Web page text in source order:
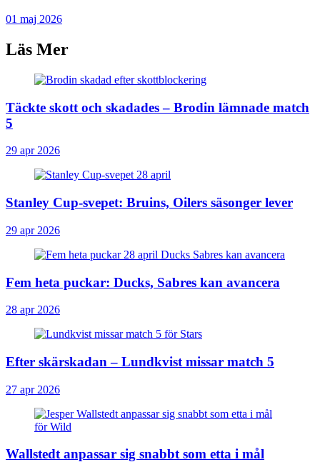
01 maj 2026
Läs Mer
Täckte skott och skadades – Brodin lämnade match
5
29 apr 2026
Stanley Cup-svepet: Bruins, Oilers säsonger lever
29 apr 2026
Fem heta puckar: Ducks, Sabres kan avancera
28 apr 2026
Efter skärskadan – Lundkvist missar match 5
27 apr 2026
Wallstedt anpassar sig snabbt som etta i mål